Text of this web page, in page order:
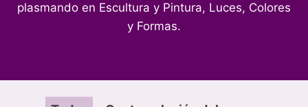
plasmando en Escultura y Pintura, Luces, Colores
y Formas.